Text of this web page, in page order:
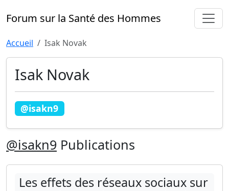
Forum sur la Santé des Hommes
Accueil Isak Novak
Isak Novak
@isakn9
@isakn9 Publications
Les effets des réseaux sociaux sur